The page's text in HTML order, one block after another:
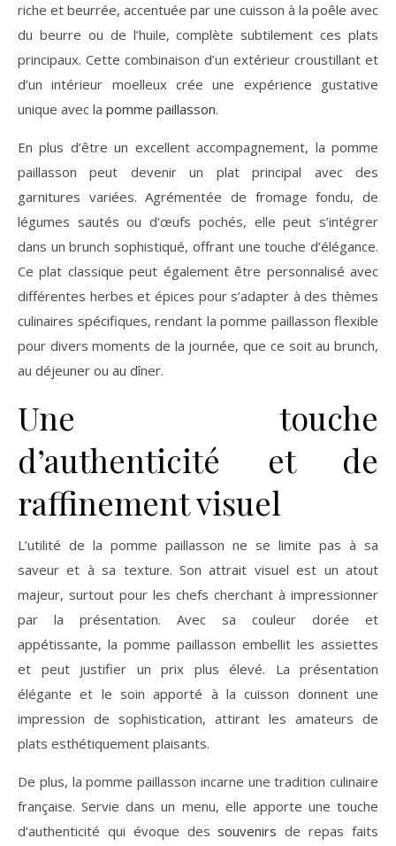
riche et beurrée, accentuée par une cuisson à la poêle avec
du beurre ou de l’huile, complète subtilement ces plats
principaux. Cette combinaison d’un extérieur croustillant et
d’un intérieur moelleux crée une expérience gustative
unique avec la pomme paillasson.
En plus d’être un excellent accompagnement, la pomme
paillasson peut devenir un plat principal avec des
garnitures variées. Agrémentée de fromage fondu, de
légumes sautés ou d’œufs pochés, elle peut s’intégrer
dans un brunch sophistiqué, offrant une touche d’élégance.
Ce plat classique peut également être personnalisé avec
différentes herbes et épices pour s’adapter à des thèmes
culinaires spécifiques, rendant la pomme paillasson flexible
pour divers moments de la journée, que ce soit au brunch,
au déjeuner ou au dîner.
Une touche
d’authenticité et de
raffinement visuel
L’utilité de la pomme paillasson ne se limite pas à sa
saveur et à sa texture. Son attrait visuel est un atout
majeur, surtout pour les chefs cherchant à impressionner
par la présentation. Avec sa couleur dorée et
appétissante, la pomme paillasson embellit les assiettes
et peut justifier un prix plus élevé. La présentation
élégante et le soin apporté à la cuisson donnent une
impression de sophistication, attirant les amateurs de
plats esthétiquement plaisants.
De plus, la pomme paillasson incarne une tradition culinaire
française. Servie dans un menu, elle apporte une touche
d’authenticité qui évoque dessouvenirs de repas faits